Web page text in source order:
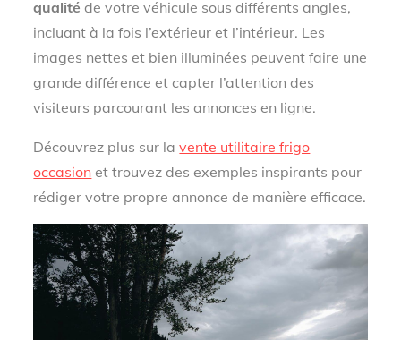
qualité de votre véhicule sous différents angles,
incluant à la fois l’extérieur et l’intérieur. Les
images nettes et bien illuminées peuvent faire une
grande différence et capter l’attention des
visiteurs parcourant les annonces en ligne.
Découvrez plus sur lavente utilitaire frigo
occasion et trouvez des exemples inspirants pour
rédiger votre propre annonce de manière efficace.